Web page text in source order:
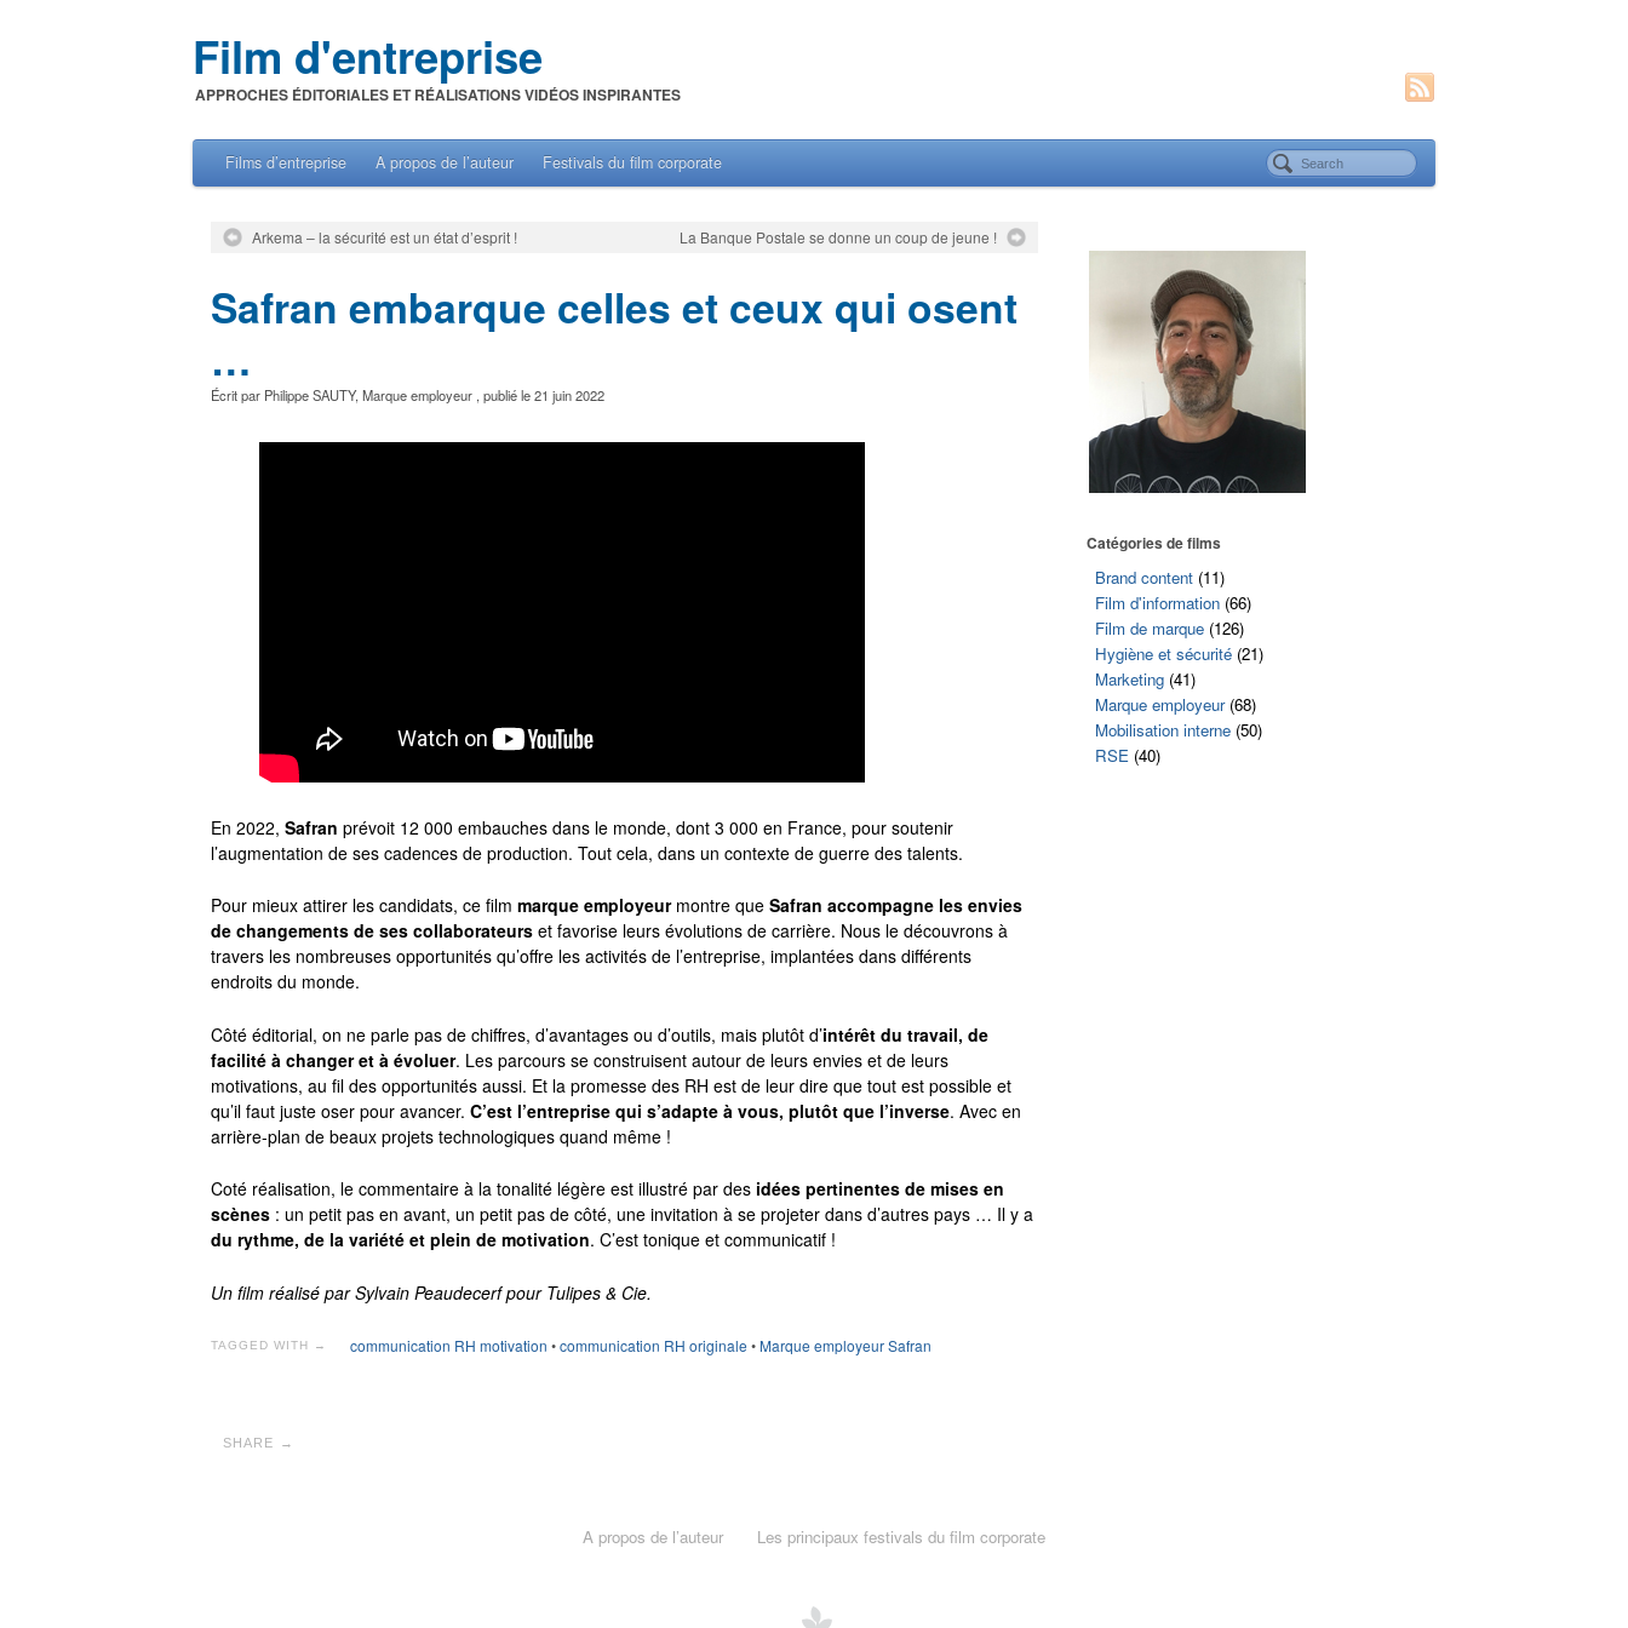
Film d'entreprise
APPROCHES ÉDITORIALES ET RÉALISATIONS VIDÉOS INSPIRANTES
Films d’entreprise A propos de l’auteur Festivals du film corporate
Arkema – la sécurité est un état d’esprit ! La Banque Postale se donne un coup de jeune !
Safran embarque celles et ceux qui osent
…
Écrit par Philippe SAUTY, Marque employeur , publié le21 juin 2022
En 2022, Safran prévoit 12 000 embauches dans le monde, dont 3 000 en France, pour soutenir
l’augmentation de ses cadences de production. Tout cela, dans un contexte de guerre des talents.
Pour mieux attirer les candidats, ce film marque employeurmontre que Safran accompagne les envies
de changements de ses collaborateurs et favorise leurs évolutions de carrière. Nous le découvrons à
travers les nombreuses opportunités qu’offre les activités de l’entreprise, implantées dans différents
endroits du monde.
Côté éditorial, on ne parle pas de chiffres, d’avantages ou d’outils, mais plutôt d’intérêt du travail, de
facilité à changer et à évoluer. Les parcours se construisent autour de leurs envies et de leurs
motivations, au fil des opportunités aussi. Et la promesse des RH est de leur dire que tout est possible et
qu’il faut juste oser pour avancer. C’est l’entreprise qui s’adapte à vous, plutôt que l’inverse. Avec en
arrière-plan de beaux projets technologiques quand même !
Coté réalisation, le commentaire à la tonalité légère est illustré par des idées pertinentes de mises en
scènes : un petit pas en avant, un petit pas de côté, une invitation à se projeter dans d’autres pays … Il y a
du rythme, de la variété et plein de motivation. C’est tonique et communicatif !
Un film réalisé par Sylvain Peaudecerf pour Tulipes & Cie.
TAGGED WITH → communication RH motivation •communication RH originale•Marque employeur Safran
SHARE →
Catégories de films
Brand content (11)
Film d'information (66)
Film de marque (126)
Hygiène et sécurité (21)
Marketing (41)
Marque employeur(68)
Mobilisation interne (50)
RSE (40)
A propos de l’auteur Les principaux festivals du film corporate